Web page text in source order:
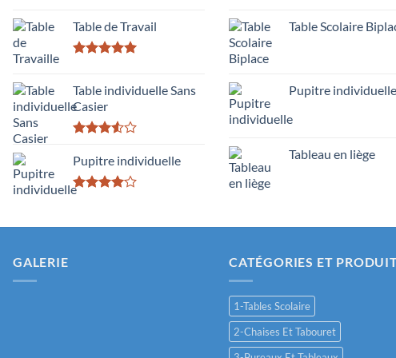
Table de Travail
Table individuelle Sans
Casier
3.50out
of 5
Pupitre individuelle
of 5
Table Scolaire
Pupitre individuelle
Tableau en liège
GALERIE CATÉGORIES ET
1-Tables Scolaire
2-Chaises Et Tabouret